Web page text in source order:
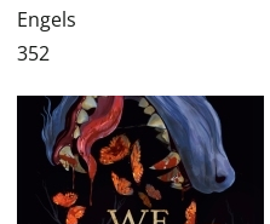
Engels
352